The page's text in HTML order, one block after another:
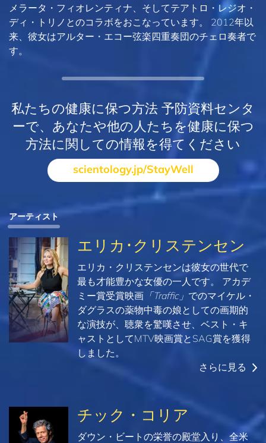
メラータ・フィオレンティナ、そしてテアトロ・レジオ・
ディ・トリノとのコラボをおこなっています。 2012年以
来、彼女はアルター・エコー弦楽四重奏団のチェロ奏者で
す。
私たちの健康に保つ方法 予防資料センタ
ーで、あなたや他の人たちを健康に保つ
方法に関しての情報を得てください
scientology.jp/StayWell
アーティスト
エリカ･クリステンセン
エリカ・クリステンセンは彼女の世代で
最も才能豊かな女優の一人です。 アカデ
ミー賞受賞映画 「Traffic」 でのマイケル・
ダグラスの薬物中毒の娘としての画期的
な演技が、聴衆を驚嘆させ、ベスト・キ
ャストとしてMTV映画賞とSAG賞を獲得
しました。
さらに見る
チック・コリア
ダウン・ビートの栄誉の殿堂入り、全米